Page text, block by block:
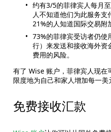
约有3/5的菲律宾人每月
人不知道他们为此服务
21%的人知道国际交易附
73%的菲律宾受访者仍使
行）来发送和接收海外资
费用的风险。
有了 Wise 账户，菲律宾人现
限度地为自己和家人增加每一美
免费接收汇款